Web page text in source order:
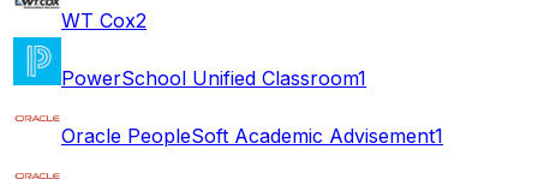
WT Cox2
PowerSchool Unified Classroom1
Oracle PeopleSoft Academic Advisement1